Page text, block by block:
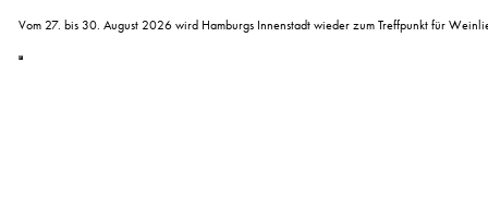
Vom 27. bis 30. August 2026 wird Hamburgs Innenstadt wieder zum Treffpunkt für